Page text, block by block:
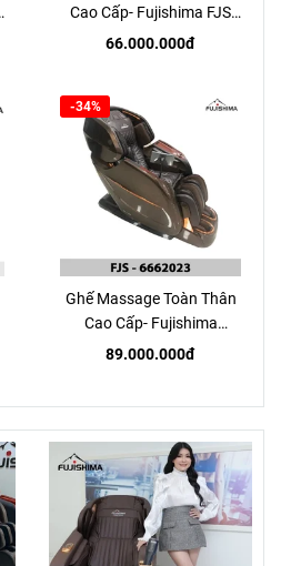
Cao Cấp- Fujishima FJS
737
66.000.000đ
Ghế Massage Toàn Thân
Cao Cấp- Fujishima
FJS6662023
89.000.000đ
-34%